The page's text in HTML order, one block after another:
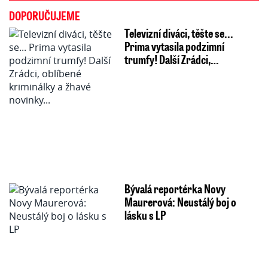
DOPORUČUJEME
Televizní diváci, těšte se...
Prima vytasila podzimní
trumfy! Další Zrádci,…
Bývalá reportérka Novy
Maurerová: Neustálý boj o
lásku s LP